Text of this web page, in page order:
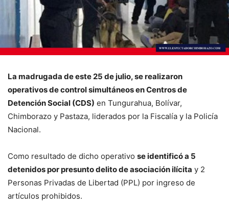
La madrugada de este 25 de julio, se realizaron
operativos de control simultáneos en Centros de
Detención Social (CDS) en Tungurahua, Bolívar,
Chimborazo y Pastaza, liderados por la Fiscalía y la Policía
Nacional.
Como resultado de dicho operativo se identificó a 5
detenidos por presunto delito de asociación ilícita y 2
Personas Privadas de Libertad (PPL) por ingreso de
artículos prohibidos.